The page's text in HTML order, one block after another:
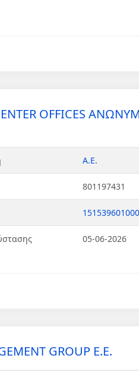
OFFICES
Α.Ε.
801197431
05-06-2026
GROUP Ε.Ε.